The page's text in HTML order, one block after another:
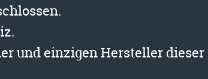
und einzigen Hersteller